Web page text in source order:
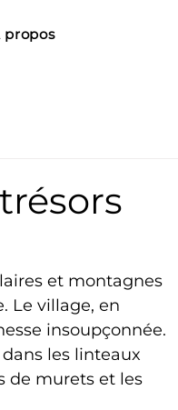
propos
et montagnes
Le village, en
insoupçonnée.
dans les linteaux
de murets et les